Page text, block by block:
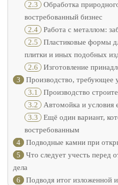
2.3 Обработка
востребованный бизнес
2.4 Работа с металлом:
2.5 Пластиковые формы
плитки и иных подобных
2.6 Изготовление
3
Производство, требующее
3.1 Производство
3.2 Автомойка и условия
3.3 Ещё один вариант,
востребованным
4
Подводные камни при
5
Что следует учесть перед
дела
6
Подводя итог изложенной